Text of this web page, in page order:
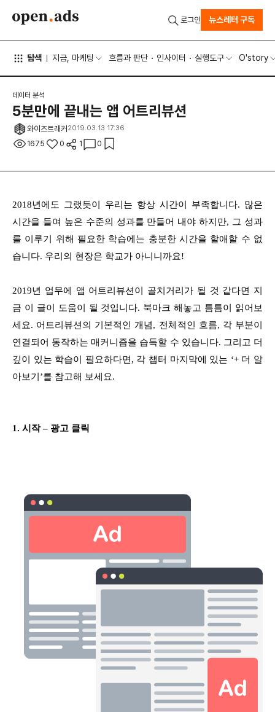
탐색 지금, 마케팅 흐름과 판단 인사이터 실행도구 O'story
로그인 뉴스레터 구독
데이터 분석
5분만에 끝내는 앱 어트리뷰션
와이즈트래커 2019.03.13 17:36
1675 0 1 0
2018년에도 그랬듯이 우리는 항상 시간이 부족합니다. 많은
시간을 들여 높은 수준의 성과를 만들어 내야 하지만, 그 성과
를 이루기 위해 필요한 학습에는 충분한 시간을 할애할 수 없
습니다. 우리의 현장은 학교가 아니니까요!
2019년 업무에 앱 어트리뷰션이 골치거리가 될 것 같다면 지
금 이 글이 도움이 될 것입니다. 북마크 해놓고 틈틈이 읽어보
세요. 어트리뷰션의 기본적인 개념, 전체적인 흐름, 각 부분이
연결되어 동작하는 매커니즘을 습득할 수 있습니다. 그리고 더
깊이 있는 학습이 필요하다면, 각 챕터 마지막에 있는 ‘+ 더 알
아보기’를 참고해 보세요.
1. 시작 – 광고 클릭